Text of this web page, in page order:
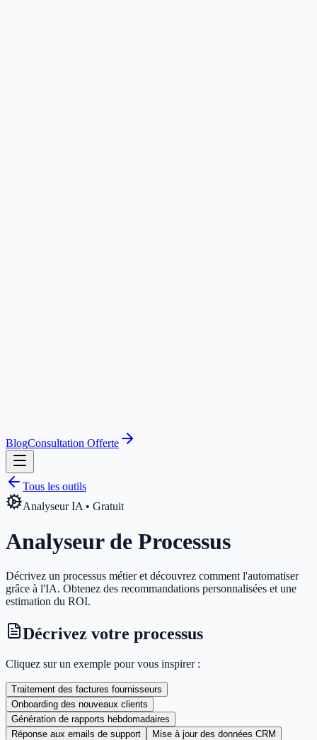
BlogConsultation Offerte
Tous les outils
Analyseur IA • Gratuit
Analyseur de Processus
Décrivez un processus métier et découvrez comment l'automatiser
grâce à l'IA. Obtenez des recommandations personnalisées et une
estimation du ROI.
Décrivez votre processus
Cliquez sur un exemple pour vous inspirer :
Traitement des factures fournisseurs
Onboarding des nouveaux clients
Génération de rapports hebdomadaires
Réponse aux emails de support
Mise à jour des données CRM